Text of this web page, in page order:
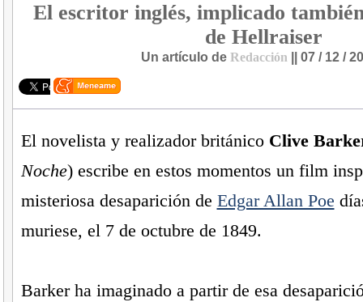
El escritor inglés, implicado
de Hellraiser
Un artículo de Redacción || 07 / 12 /
El novelista y realizador británico Clive
Noche) escribe en estos momentos un film
misteriosa desaparición de Edgar Allan Poe
muriese, el 7 de octubre de 1849.
Barker ha imaginado a partir de esa